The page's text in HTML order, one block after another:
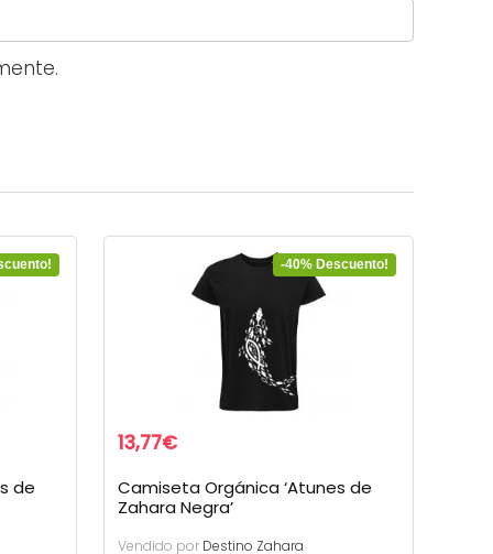
de
-40% Descuento!
13,77€
Camiseta Orgánica ‘Atunes de
Zahara Negra’
Vendido por Destino Zahara